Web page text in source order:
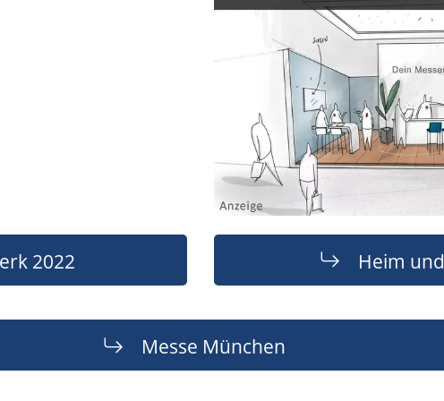
2022 Heim
Messe München